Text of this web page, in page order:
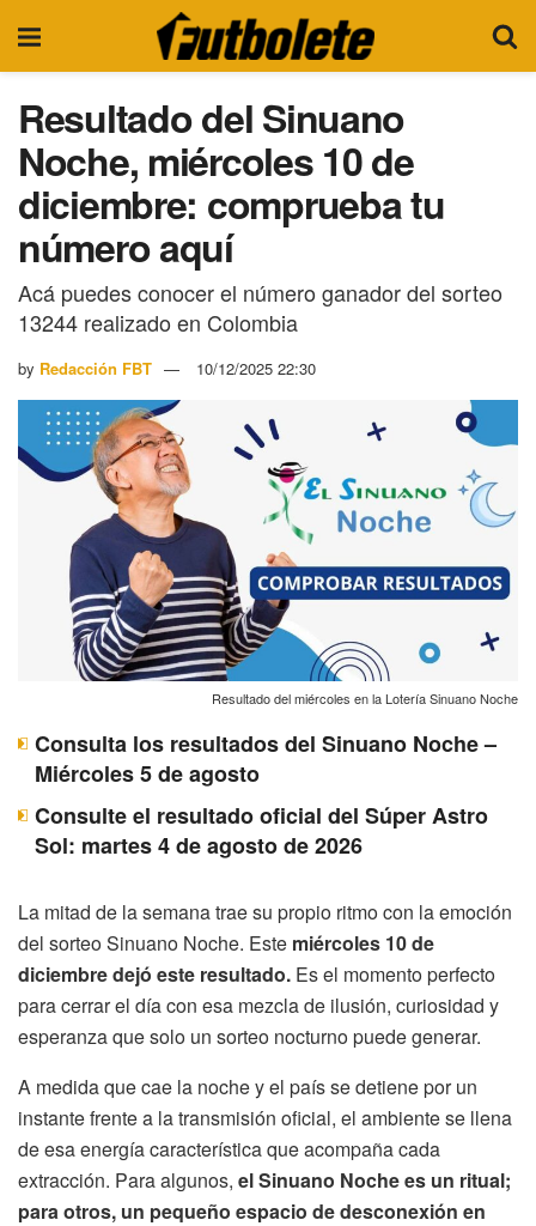
Resultado del Sinuano
Noche, miércoles 10 de
diciembre: comprueba tu
número aquí
Acá puedes conocer el número ganador del sorteo
13244 realizado en Colombia
by Redacción FBT 10/12/2025 22:30
Resultado del miércoles en la Lotería Sinuano Noche
Consulta los resultados del Sinuano Noche –
Miércoles 5 de agosto
Consulte el resultado oficial del Súper Astro
Sol: martes 4 de agosto de 2026
La mitad de la semana trae su propio ritmo con la emoción
del sorteo Sinuano Noche. Este miércoles 10 de
diciembre dejó este resultado. Es el momento perfecto
para cerrar el día con esa mezcla de ilusión, curiosidad y
esperanza que solo un sorteo nocturno puede generar.
A medida que cae la noche y el país se detiene por un
instante frente a la transmisión oficial, el ambiente se llena
de esa energía característica que acompaña cada
extracción. Para algunos, el Sinuano Noche es un ritual;
para otros, un pequeño espacio de desconexión en